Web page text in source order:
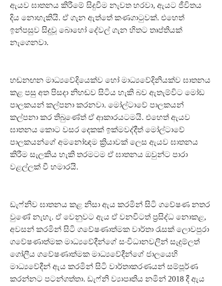
ඇයව ඝාතනය කිරීමේ සිදුවීම නැවත හරවා, ඇයට ජීවිතය
දිය නොහැකියි. ඒ ගැන ඇත්තේ කණගාටුවක්. එහෙත්
ඉන්පසුව සිදුවූ බොහෝ දේවල් ගැන හිතට තෘප්තියක්
නැගෙනවා.
හඬනඟන මාධ්‍යවේදියෙක්ව හෝ මාධ්‍යවේදිනියක්ව ඝාතනය
කළ පසු අත පිසදා නිහඬව සිටිය හැකි බව ඇතැම්විට මෝඩ
පාලකයන් කල්පනා කරනවා. මෝල්ටාවේ පාලකයන්
කල්පනා කර තිබුණේත් ඒ ආකාරයටමයි. එහෙත් ඇයව
ඝාතනය කොට වසර දෙකක් ඉක්මවද්දීත් මෝල්ටාවේ
පාලකයන්ගේ අමනෝඥම ක්‍රියාවක් ලෙස ඇයව ඝාතනය
කිරීම සැලකිය හැකි තරමටම ඒ ඝාතනය ඔවුන්ට පාරා
වළල්ලක් වී හමාරයි.
ඩැෆ්නිව ඝාතනය කළ නිසා ඇය කරමින් සිටි ගවේෂණ නතර
වුණේ නැහැ. ඒ වෙනුවට ඇය ඒ වනවිටත් ප්‍රසිද්ධ නොකළ,
අවසන් කරමින් සිටි ගවේෂණාත්මක වාර්තා රැසක් ලොවපුරා
ගවේෂණාත්මක මාධ්‍යවේදීන්ගේ සංවිධානවලින් සැදුම්ලත්
ගෝලීය ගවේෂණාත්මක මාධ්‍යවේදීන්ගේ ජාලයෙහි
මාධ්‍යවේදීන් ඇය කරමින් සිටි වාර්තාකරණයන් සම්පූර්ණ
කරන්නට පටන්ගත්තා. ඩැෆ්නි ව්‍යාපෘතිය නමින් 2018 දී ඇය